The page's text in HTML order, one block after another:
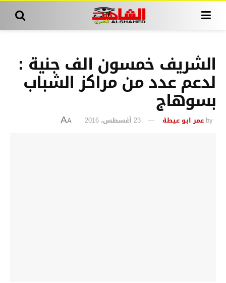
الشريف خمسون الف جنية :
لدعم عدد من مراكز الشباب
بسوهاج
by عمر ابو عيطة 23 أغسطس، 2016 A
A